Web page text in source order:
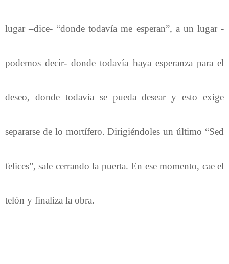
lugar –dice- “donde todavía me esperan”, a un lugar -
podemos decir- donde todavía haya esperanza para el
deseo, donde todavía se pueda desear y esto exige
separarse de lo mortífero. Dirigiéndoles un último “Sed
felices”, sale cerrando la puerta. En ese momento, cae el
telón y finaliza la obra.